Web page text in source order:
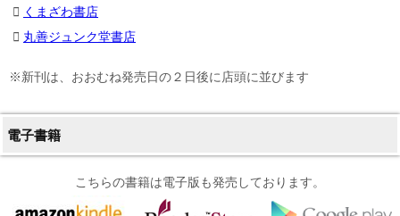
くまざわ書店
丸善ジュンク堂書店
※新刊は、おおむね発売日の２日後に店頭に並びます
電子書籍
こちらの書籍は電子版も発売しております。